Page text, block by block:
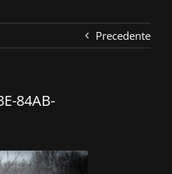
Precedente
84AB-